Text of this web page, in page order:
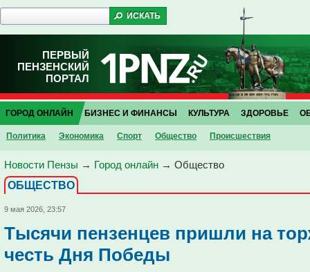
ПЕРВЫЙ
ПЕНЗЕНСКИЙ
ПОРТАЛ
ГОРОД ОНЛАЙН
Политика Экономика Спорт Общество Проиcшествия
БИЗНЕС И ФИНАНСЫ КУЛЬТУРА ЗДОРОВЬЕ
Новости Пензы → Город онлайн → Общество
ОБЩЕСТВО
9 мая 2026, 23:57
Тысячи пензенцев пришли на
честь Дня Победы